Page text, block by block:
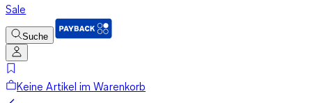
Sale
Suche
Keine Artikel im Warenkorb